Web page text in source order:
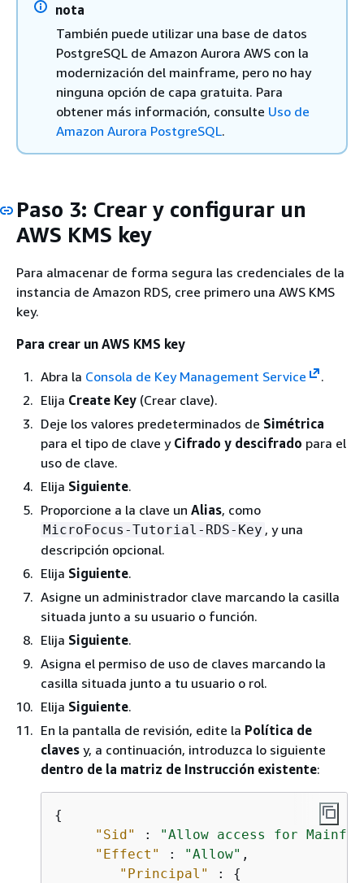
nota
También puede utilizar una base de datos
PostgreSQL de Amazon Aurora AWS con la
modernización del mainframe, pero no hay
ninguna opción de capa gratuita. Para
obtener más información, consulte Uso de
Amazon Aurora PostgreSQL.
Paso 3: Crear y configurar un
AWS KMS key
Para almacenar de forma segura las credenciales de la
instancia de Amazon RDS, cree primero una AWS KMS
key.
Para crear un AWS KMS key
Abra la Consola de Key Management Service
.
Elija Create Key (Crear clave).
Deje los valores predeterminados de Simétrica
para el tipo de clave y Cifrado y descifrado para el
uso de clave.
Elija Siguiente.
Proporcione a la clave un Alias, como
MicroFocus-Tutorial-RDS-Key , y una
descripción opcional.
Elija Siguiente.
Asigne un administrador clave marcando la casilla
situada junto a su usuario o función.
Elija Siguiente.
Asigna el permiso de uso de claves marcando la
casilla situada junto a tu usuario o rol.
Elija Siguiente.
En la pantalla de revisión, edite la Política de
claves y, a continuación, introduzca lo siguiente
dentro de la matriz de Instrucción existente:
{
"Sid"
:
"Allow access for
"Effect"
: "Allow" ,
"Principal"
: {